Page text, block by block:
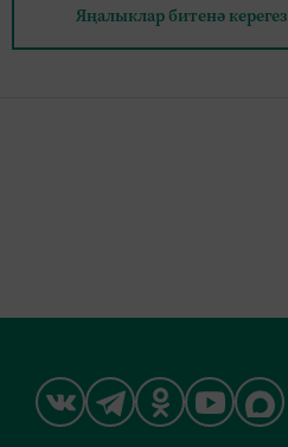
Яңалыклар битенә керегез